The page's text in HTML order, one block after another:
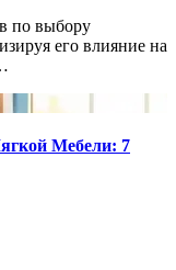
его влияние на
Мебели: 7